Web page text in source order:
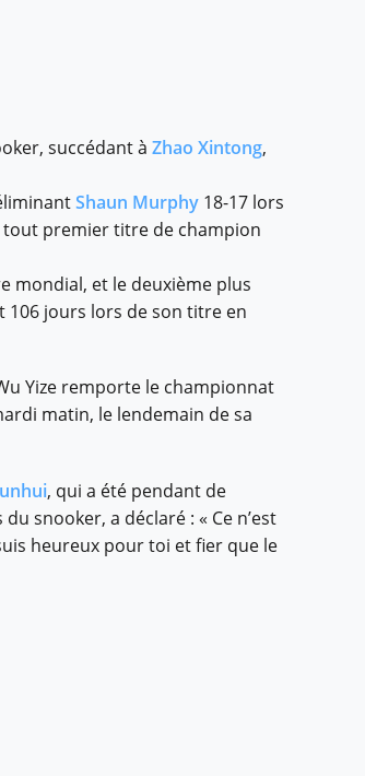
succédant à Zhao Xintong,
Shaun Murphy 18-17 lors
tout premier titre de champion
mondial, et le deuxième plus
106 jours lors de son titre en
Yize remporte le championnat
matin, le lendemain de sa
, qui a été pendant de
snooker, a déclaré : « Ce n’est
heureux pour toi et fier que le